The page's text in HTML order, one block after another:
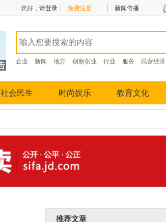
您好， 请登录 免费注册 新闻传播
企业 新闻 地方 创新创业 行业 服务 民营经济
社会民生 时尚娱乐 教育文化
推荐文章